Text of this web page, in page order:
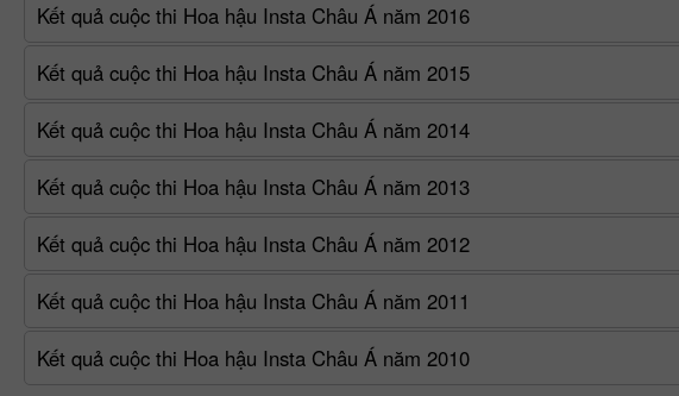
Kết quả cuộc thi Hoa hậu Insta Châu Á năm 2016
Kết quả cuộc thi Hoa hậu Insta Châu Á năm 2015
Kết quả cuộc thi Hoa hậu Insta Châu Á năm 2014
Kết quả cuộc thi Hoa hậu Insta Châu Á năm 2013
Kết quả cuộc thi Hoa hậu Insta Châu Á năm 2012
Kết quả cuộc thi Hoa hậu Insta Châu Á năm 2011
Kết quả cuộc thi Hoa hậu Insta Châu Á năm 2010